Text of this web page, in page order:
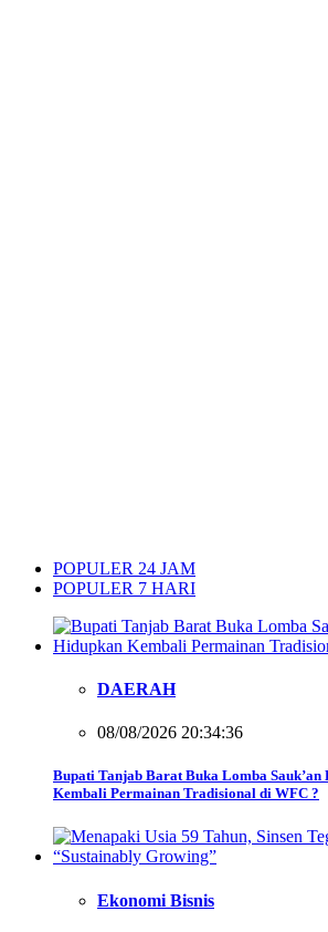
POPULER 24 JAM
POPULER 7 HARI
DAERAH
08/08/2026 20:34:36
Bupati Tanjab Barat Buka Lomba
Kembali Permainan Tradisional di WFC ?
Ekonomi Bisnis